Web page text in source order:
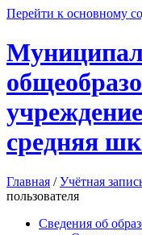
Перейти к основному
средняя
Главная /Учётная
пользователя
Сведения об